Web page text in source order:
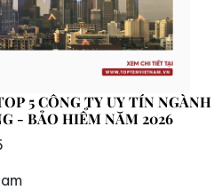
5 CÔNG TY UY TÍN NGÀNH
- BẢO HIỂM NĂM 2026